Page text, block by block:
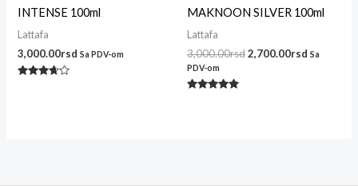
INTENSE 100ml
Lattafa
3,000.00rsd Sa PDV-om
MAKNOON SILVER 100ml
Lattafa
3,000.00rsd2,700.00rsd Sa
PDV-om